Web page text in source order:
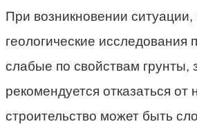
При возникновении ситуации,
геологические исследования
слабые по свойствам грунты,
рекомендуется отказаться от
строительство может быть